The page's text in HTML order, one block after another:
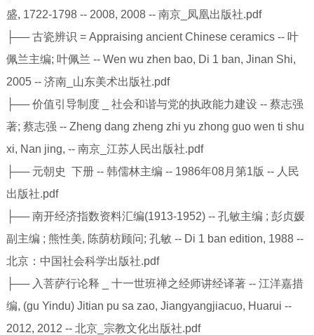
盛, 1722-1798 -- 2008, 2008 -- 南京_凤凰出版社.pdf
├── 古瓷辨识 = Appraising ancient Chinese ceramics -- 叶
佩兰主编; 叶佩兰 -- Wen wu zhen bao, Di 1 ban, Jinan Shi,
2005 -- 济南_山东美术出版社.pdf
├── 价值引导制度 _ 社会和谐与党的执政能力建设 -- 蔡志强
著; 蔡志强 -- Zheng dang zheng zhi yu zhong guo wen ti shu
xi, Nan jing, -- 南京_江苏人民出版社.pdf
├── 元朝史 下册 -- 韩儒林主编 -- 1986年08月第1版 -- 人民
出版社.pdf
├── 南开经济指数资料汇编(1913-1952) -- 孔敏主编 ; 彭贞媛
副主编 ; 熊性美, 陈荫枋顾问; 孔敏 -- Di 1 ban edition, 1988 --
北京：中国社会科学出版社.pdf
├── 入菩萨行论释 _ 十一世班禅之经师讲经译著 -- 江洋嘉措
编, (gu Yindu) Jitian pu sa zao, Jiangyangjiacuo, Huarui --
2012, 2012 -- 北京_宗教文化出版社.pdf